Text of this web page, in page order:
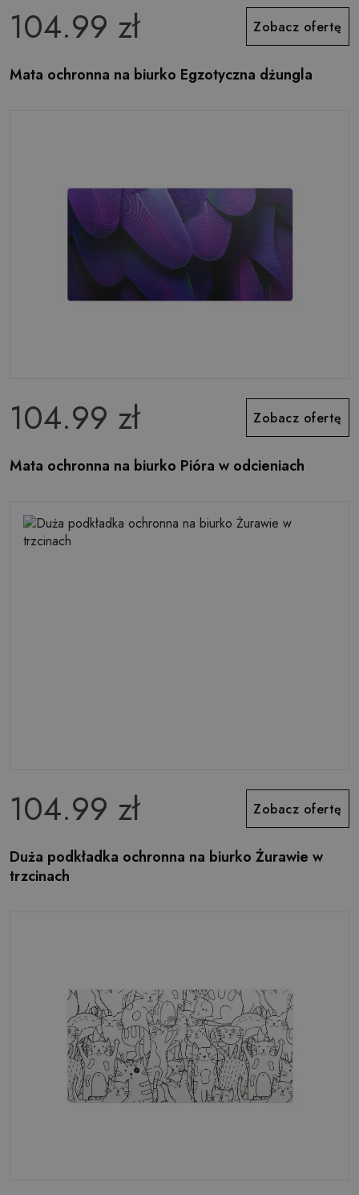
104.99 zł Zobacz ofertę
Mata ochronna na biurko Egzotyczna dżungla
104.99 zł Zobacz ofertę
Mata ochronna na biurko Pióra w odcieniach
104.99 zł Zobacz ofertę
Duża podkładka ochronna na biurko Żurawie w
trzcinach